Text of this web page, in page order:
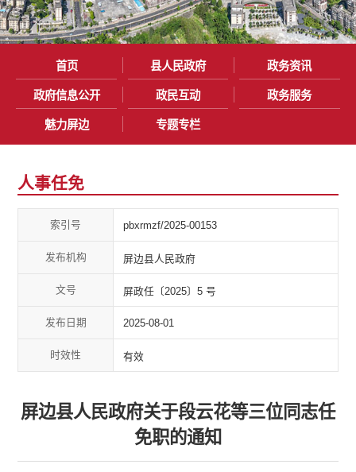
首页 县人民政府 政务资讯
政府信息公开 政民互动 政务服务
魅力屏边 专题专栏
人事任免
索引号 pbxrmzf/2025-00153
发布机构 屏边县人民政府
文号 屏政任〔2025〕5 号
发布日期 2025-08-01
时效性 有效
屏边县人民政府关于段云花等三位同志任
免职的通知